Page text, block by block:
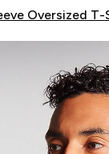
Oversized